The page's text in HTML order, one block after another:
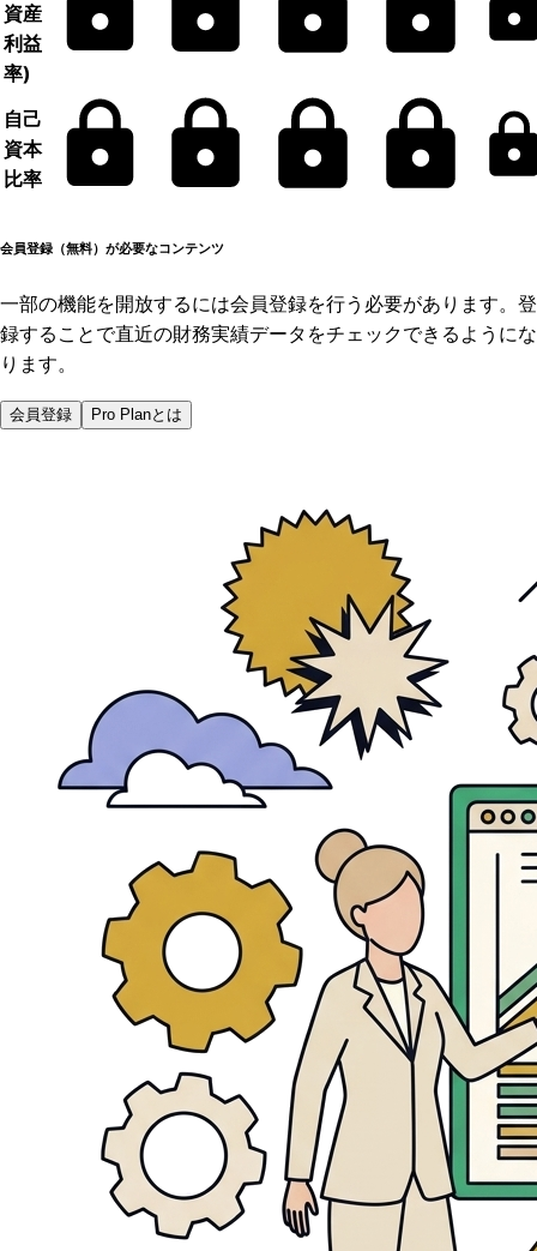
資産
利益
率)
自己
資本
比率
会員登録（無料）が必要なコンテンツ
一部の機能を開放するには会員登録を行う必要があります。登
録することで直近の財務実績データをチェックできるようにな
ります。
会員登録 Pro Planとは